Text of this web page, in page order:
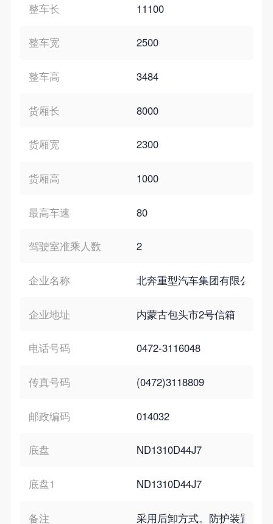
整车长 11100
整车宽 2500
整车高 3484
货厢长 8000
货厢宽 2300
货厢高 1000
最高车速 80
驾驶室准乘人数 2
企业名称 北奔重型汽车集团有限公司
企业地址 内蒙古包头市2号信箱
电话号码 0472-3116048
传真号码 (0472)3118809
邮政编码 014032
底盘 ND1310D44J7
底盘1 ND1310D44J7
备注 采用后卸方式。防护装置的